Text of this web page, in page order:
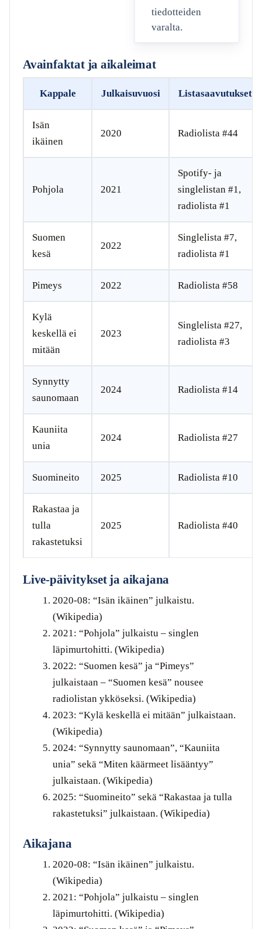
tiedotteiden
varalta.
Avainfaktat ja aikaleimat
Kappale Julkaisuvuosi Listasaavutukset
Isän
ikäinen
2020 Radiolista #44
Pohjola 2021
Spotify- ja
singlelistan #1,
radiolista #1
Suomen
kesä
2022
Singlelista #7,
radiolista #1
Pimeys 2022 Radiolista #58
Kylä
keskellä ei
mitään
2023
Singlelista #27,
radiolista #3
Synnytty
saunomaan
2024 Radiolista #14
Kauniita
unia
2024 Radiolista #27
Suomineito 2025 Radiolista #10
Rakastaa ja
tulla
rakastetuksi
2025 Radiolista #40
Live-päivitykset ja aikajana
2020-08: “Isän ikäinen” julkaistu.
(Wikipedia)
2021: “Pohjola” julkaistu – singlen
läpimurtohitti. (Wikipedia)
2022: “Suomen kesä” ja “Pimeys”
julkaistaan – “Suomen kesä” nousee
radiolistan ykköseksi. (Wikipedia)
2023: “Kylä keskellä ei mitään” julkaistaan.
(Wikipedia)
2024: “Synnytty saunomaan”, “Kauniita
unia” sekä “Miten käärmeet lisääntyy”
julkaistaan. (Wikipedia)
2025: “Suomineito” sekä “Rakastaa ja tulla
rakastetuksi” julkaistaan. (Wikipedia)
Aikajana
2020-08: “Isän ikäinen” julkaistu.
(Wikipedia)
2021: “Pohjola” julkaistu – singlen
läpimurtohitti. (Wikipedia)